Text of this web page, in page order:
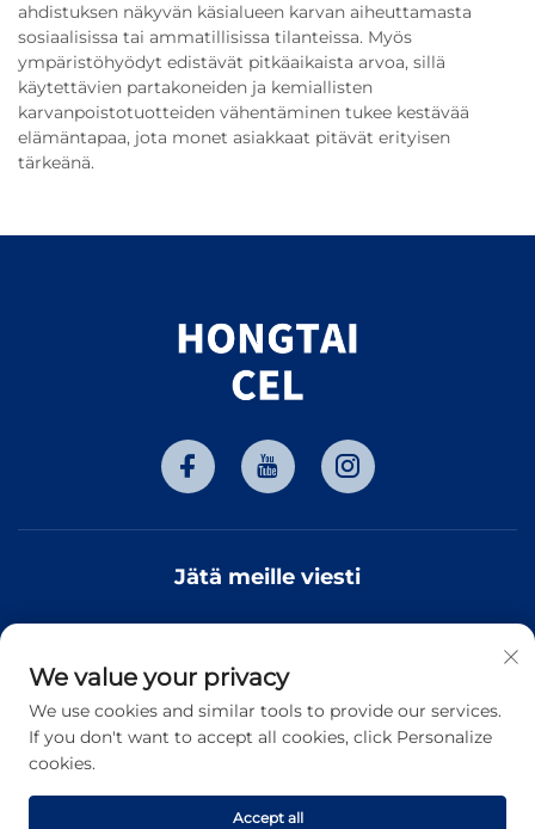
ahdistuksen näkyvän käsialueen karvan aiheuttamasta
sosiaalisissa tai ammatillisissa tilanteissa. Myös
ympäristöhyödyt edistävät pitkäaikaista arvoa, sillä
käytettävien partakoneiden ja kemiallisten
karvanpoistotuotteiden vähentäminen tukee kestävää
elämäntapaa, jota monet asiakkaat pitävät erityisen
tärkeänä.
Jätä meille viesti
Tekijänoikeus © 2026 Tianjin Hongtai Optoelectronic
We value your privacy
We use cookies and similar tools to provide our services.
If you don't want to accept all cookies, click Personalize
cookies.
Accept all